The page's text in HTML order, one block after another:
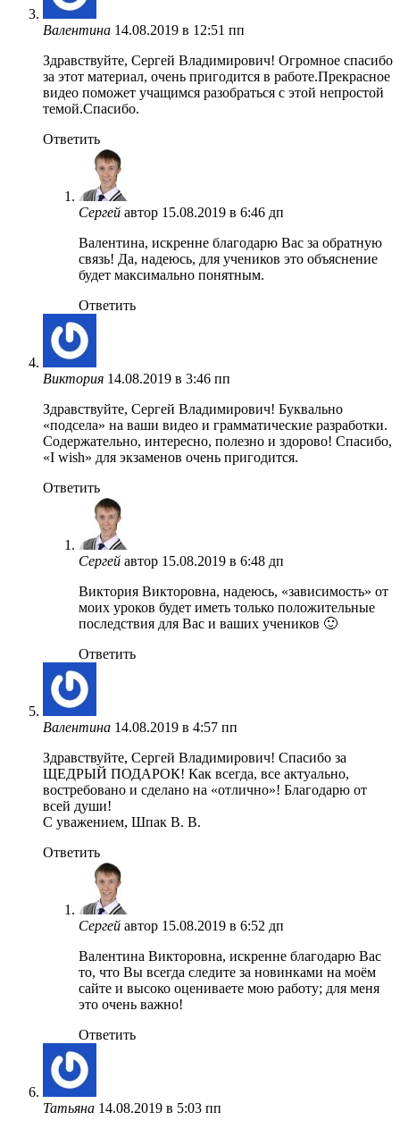
Валентина 14.08.2019 в 12:51 пп
Здравствуйте, Сергей Владимирович! Огромное спасибо
за этот материал, очень пригодится в работе.Прекрасное
видео поможет учащимся разобраться с этой непростой
темой.Спасибо.
Ответить
Сергей автор 15.08.2019 в 6:46 дп
Валентина, искренне благодарю Вас за обратную
связь! Да, надеюсь, для учеников это объяснение
будет максимально понятным.
Ответить
Виктория 14.08.2019 в 3:46 пп
Здравствуйте, Сергей Владимирович! Буквально
«подсела» на ваши видео и грамматические разработки.
Содержательно, интересно, полезно и здорово! Спасибо,
«I wish» для экзаменов очень пригодится.
Ответить
Сергей автор 15.08.2019 в 6:48 дп
Виктория Викторовна, надеюсь, «зависимость» от
моих уроков будет иметь только положительные
последствия для Вас и ваших учеников 🙂
Ответить
Валентина 14.08.2019 в 4:57 пп
Здравствуйте, Сергей Владимирович! Спасибо за
ЩЕДРЫЙ ПОДАРОК! Как всегда, все актуально,
востребовано и сделано на «отлично»! Благодарю от
всей души!
С уважением, Шпак В. В.
Ответить
Сергей автор 15.08.2019 в 6:52 дп
Валентина Викторовна, искренне благодарю Вас
то, что Вы всегда следите за новинками на моём
сайте и высоко оцениваете мою работу; для меня
это очень важно!
Ответить
Татьяна 14.08.2019 в 5:03 пп